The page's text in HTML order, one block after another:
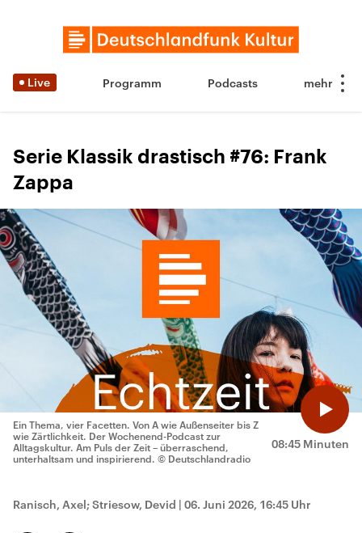
Live Programm Podcasts
Serie Klassik drastisch #76: Frank
Zappa
08:45 Minuten
Ein Thema, vier Facetten. Von A wie Außenseiter bis Z
wie Zärtlichkeit. Der Wochenend-Podcast zur
Alltagskultur. Am Puls der Zeit – überraschend,
unterhaltsam und inspirierend. © Deutschlandradio
Ranisch, Axel; Striesow, Devid | 06. Juni 2026, 16:45 Uhr